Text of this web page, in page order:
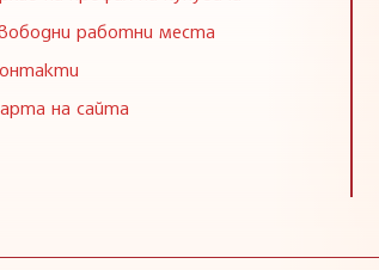
работни места
на сайта